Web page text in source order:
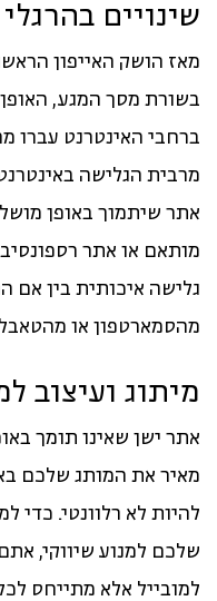
שינויים
מאז הושק האייפון
בשורת מסך המגע, האופן
ברחבי האינטרנט עברו
מרבית הגלישה
אתר שיתמוך באופן
מותאם או אתר
גלישה איכותית בין אם
מהסמארטפון או
מיתוג ועיצוב
אתר ישן שאינו תומך
מאיר את המותג שלכם
להיות לא רלוונטי. כדי
שלכם למנוע שיווקי,
למובייל אלא מתייחס